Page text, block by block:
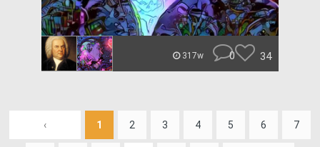
317w 0 34
‹ 1 2 3 4 5 6 7